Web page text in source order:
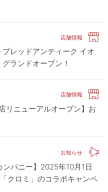
店舗情報
ブレッドアンティーク イオ
ランドオープン！
店舗情報
リニューアルオープン】お
お知らせ
ンパニー】2025年10月1日
クロミ」のコラボキャンペ